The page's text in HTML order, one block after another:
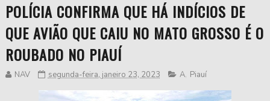
POLÍCIA CONFIRMA QUE HÁ INDÍCIOS DE
QUE AVIÃO QUE CAIU NO MATO GROSSO É O
ROUBADO NO PIAUÍ
NAV segunda-feira, janeiro 23, 2023 A, Piauí